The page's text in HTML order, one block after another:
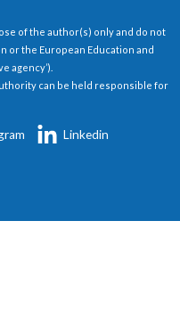
of the author(s) only and do not
or the European Education and
agency’).
can be held responsible for
Linkedin